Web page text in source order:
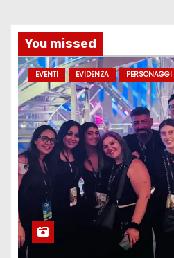
You missed
EVENTI EVIDENZA PERSONAGGI